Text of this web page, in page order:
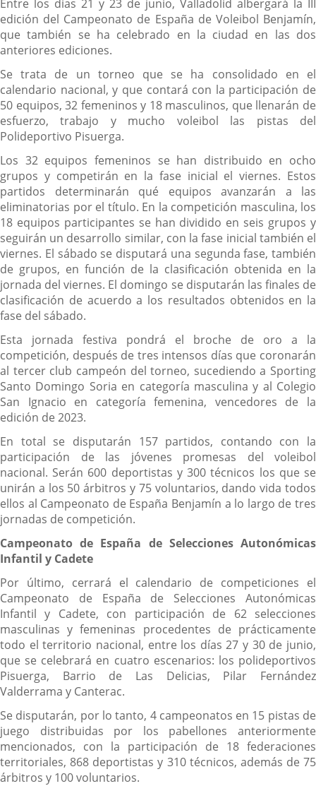
Entre los días 21 y 23 de junio, Valladolid albergará la III
edición del Campeonato de España de Voleibol Benjamín,
que también se ha celebrado en la ciudad en las dos
anteriores ediciones.
Se trata de un torneo que se ha consolidado en el
calendario nacional, y que contará con la participación de
50 equipos, 32 femeninos y 18 masculinos, que llenarán de
esfuerzo, trabajo y mucho voleibol las pistas del
Polideportivo Pisuerga.
Los 32 equipos femeninos se han distribuido en ocho
grupos y competirán en la fase inicial el viernes. Estos
partidos determinarán qué equipos avanzarán a las
eliminatorias por el título. En la competición masculina, los
18 equipos participantes se han dividido en seis grupos y
seguirán un desarrollo similar, con la fase inicial también el
viernes. El sábado se disputará una segunda fase, también
de grupos, en función de la clasificación obtenida en la
jornada del viernes. El domingo se disputarán las finales de
clasificación de acuerdo a los resultados obtenidos en la
fase del sábado.
Esta jornada festiva pondrá el broche de oro a la
competición, después de tres intensos días que coronarán
al tercer club campeón del torneo, sucediendo a Sporting
Santo Domingo Soria en categoría masculina y al Colegio
San Ignacio en categoría femenina, vencedores de la
edición de 2023.
En total se disputarán 157 partidos, contando con la
participación de las jóvenes promesas del voleibol
nacional. Serán 600 deportistas y 300 técnicos los que se
unirán a los 50 árbitros y 75 voluntarios, dando vida todos
ellos al Campeonato de España Benjamín a lo largo de tres
jornadas de competición.
Campeonato de España de Selecciones Autonómicas
Infantil y Cadete
Por último, cerrará el calendario de competiciones el
Campeonato de España de Selecciones Autonómicas
Infantil y Cadete, con participación de 62 selecciones
masculinas y femeninas procedentes de prácticamente
todo el territorio nacional, entre los días 27 y 30 de junio,
que se celebrará en cuatro escenarios: los polideportivos
Pisuerga, Barrio de Las Delicias, Pilar Fernández
Valderrama y Canterac.
Se disputarán, por lo tanto, 4 campeonatos en 15 pistas de
juego distribuidas por los pabellones anteriormente
mencionados, con la participación de 18 federaciones
territoriales, 868 deportistas y 310 técnicos, además de 75
árbitros y 100 voluntarios.